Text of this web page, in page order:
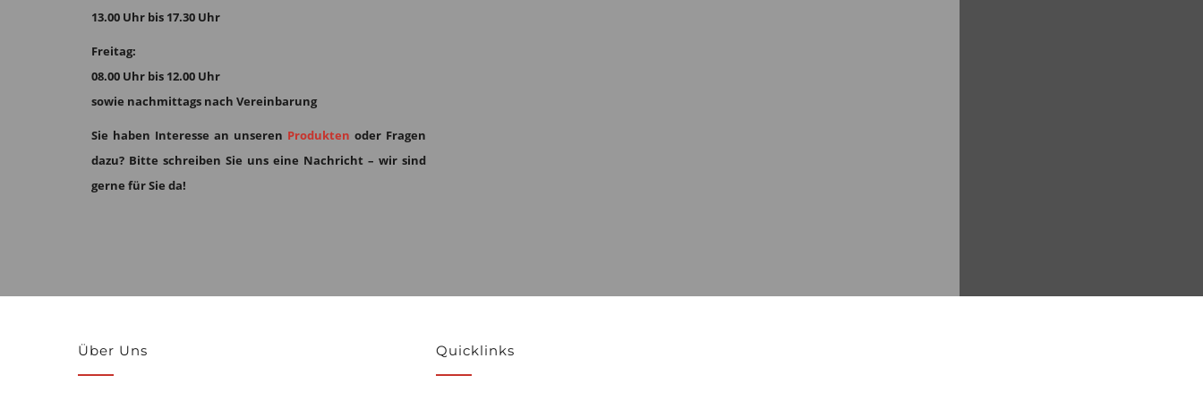
13.00 Uhr bis 17.30 Uhr
Freitag:
08.00 Uhr bis 12.00 Uhr
sowie nachmittags nach Vereinbarung
Sie haben Interesse an unseren Produkten oder Fragen
dazu? Bitte schreiben Sie uns eine Nachricht – wir sind
gerne für Sie da!
Über Uns Quicklinks